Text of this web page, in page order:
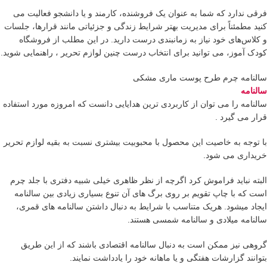
فرقی ندارد که شما به عنوان یک فروشنده، کارمند و یا دانشجو فعالیت می
کنید مطمئناً برای مدیریت بهتر شرایط زندگی و جزئیاتی مانند قرارها، جلسات
و کلاس‌های خود نیاز به زمانبندی درست دارید. در این مطلب از فروشگاه
کودک آموز، می توانید برای انتخاب درست چنین لوازم تحریر ، راهنمایی شوید.
سالنامه چرم طرح پوست ماری مشکی
سالنامه
سالنامه را می توان از کاربردی ترین هدایایی دانست که امروزه مورد استفاده
قرار می گیرد .
با توجه به خاصیت این محصول با محبوبیت بیشتری نسبت به بقیه لوازم تحریر
خریداری می شود.
البته نباید فراموش کرد اگرچه از نظر ظاهری خیلی شبیه دفتری با جلد چرم
است که با چاپ تقویم بر روی برگ های آن تنوع بسیاری زیادی بین سالنامه
ایجاد میشود. هریک متناسب با شرایط به دنبال داشتن سالنامه های قمری،
سالنامه میلادی و سالنامه شمسی هستند.
گروهی نیز ممکن است به دنبال سالنامه اقتصادی باشند که از این طریق
بتوانند گزارشات هفتگی و یا ماهانه خود را یادداشت نمایند.